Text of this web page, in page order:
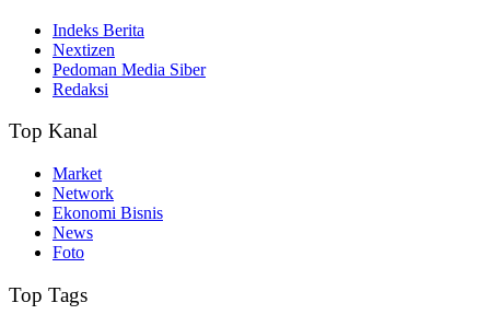
Indeks Berita
Nextizen
Pedoman Media Siber
Redaksi
Top Kanal
Market
Network
Ekonomi Bisnis
News
Foto
Top Tags